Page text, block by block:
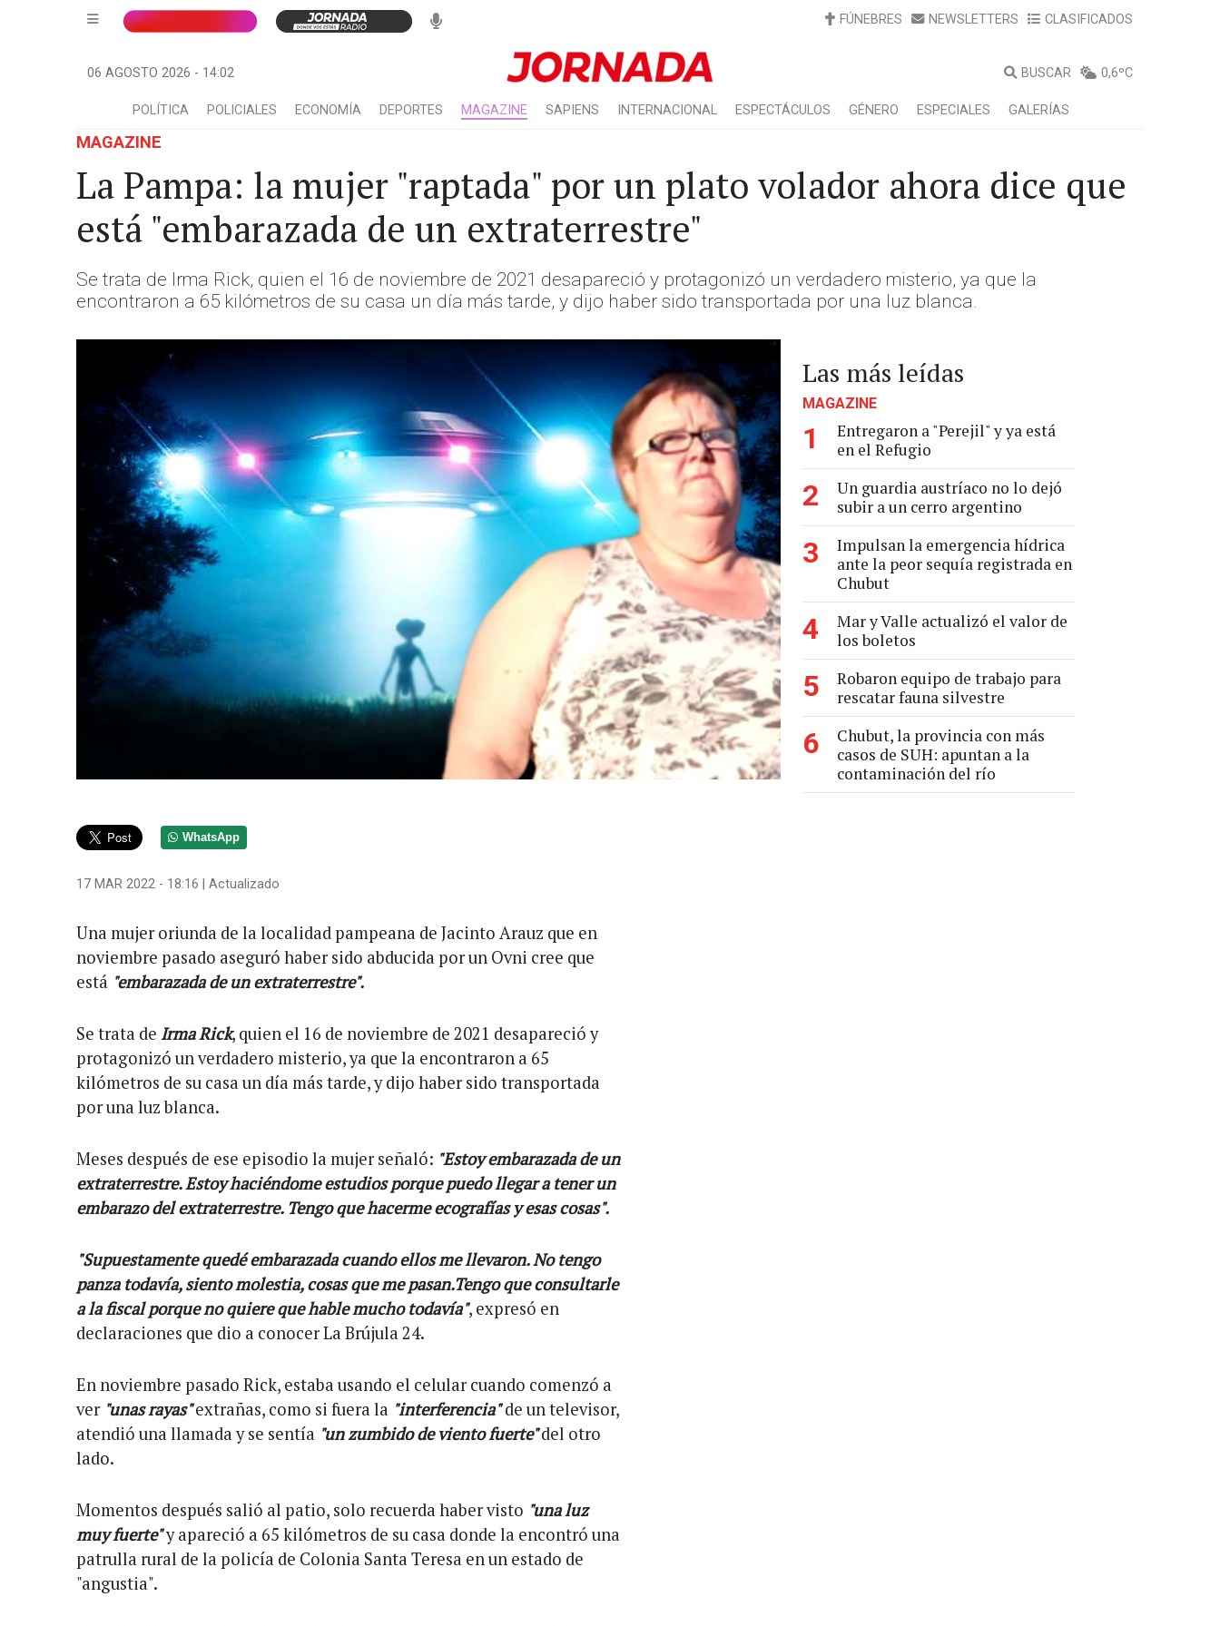
FÚNEBRES NEWSLETTERS CLASIFICADOS
06 AGOSTO 2026 - 14:02 BUSCAR 0,6ºC
POLÍTICA POLICIALES ECONOMÍA DEPORTES MAGAZINE SAPIENS INTERNACIONAL ESPECTÁCULOS GÉNERO ESPECIALES GALERÍAS
MAGAZINE
La Pampa: la mujer "raptada" por un plato volador ahora dice que
está "embarazada de un extraterrestre"
Se trata de Irma Rick, quien el 16 de noviembre de 2021 desapareció y protagonizó un verdadero misterio, ya que la
encontraron a 65 kilómetros de su casa un día más tarde, y dijo haber sido transportada por una luz blanca.
WhatsApp
17 MAR 2022 - 18:16 | Actualizado
Una mujer oriunda de la localidad pampeana de Jacinto Arauz que en
noviembre pasado aseguró haber sido abducida por un Ovni cree que
está "embarazada de un extraterrestre".
Se trata de Irma Rick, quien el 16 de noviembre de 2021 desapareció y
protagonizó un verdadero misterio, ya que la encontraron a 65
kilómetros de su casa un día más tarde, y dijo haber sido transportada
por una luz blanca.
Meses después de ese episodio la mujer señaló: "Estoy embarazada de un
extraterrestre. Estoy haciéndome estudios porque puedo llegar a tener un
embarazo del extraterrestre. Tengo que hacerme ecografías y esas cosas".
"Supuestamente quedé embarazada cuando ellos me llevaron. No tengo
panza todavía, siento molestia, cosas que me pasan.Tengo que consultarle
a la fiscal porque no quiere que hable mucho todavía", expresó en
declaraciones que dio a conocer La Brújula 24.
En noviembre pasado Rick, estaba usando el celular cuando comenzó a
ver "unas rayas"extrañas, como si fuera la "interferencia"de un televisor,
atendió una llamada y se sentía "un zumbido de viento fuerte"del otro
lado.
Momentos después salió al patio, solo recuerda haber visto "una luz
muy fuerte"y apareció a 65 kilómetros de su casa donde la encontró una
patrulla rural de la policía de Colonia Santa Teresa en un estado de
"angustia".
Las más leídas
MAGAZINE
1
Entregaron a "Perejil" y ya está
en el Refugio
2
Un guardia austríaco no lo dejó
subir a un cerro argentino
3
Impulsan la emergencia hídrica
ante la peor sequía registrada en
Chubut
4
Mar y Valle actualizó el valor de
los boletos
5
Robaron equipo de trabajo para
rescatar fauna silvestre
6
Chubut, la provincia con más
casos de SUH: apuntan a la
contaminación del río